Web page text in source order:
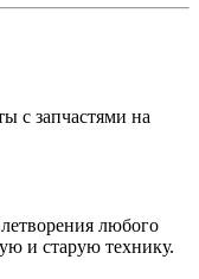
с запчастями на
любого
и старую технику.